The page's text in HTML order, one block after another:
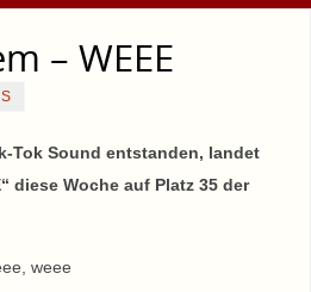
– WEEE
Tok Sound entstanden, landet
diese Woche auf Platz 35 der
weee